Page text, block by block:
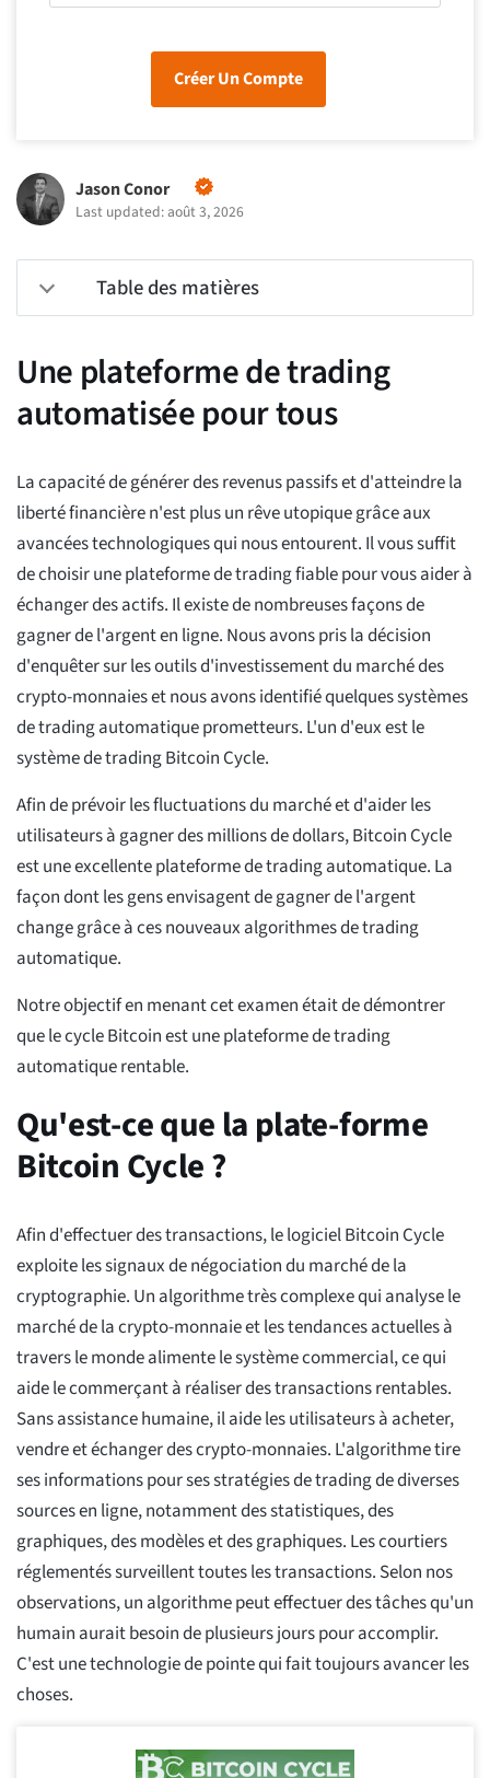
Créer Un Compte
Jason Conor
Last updated: août 3, 2026
Table des matières
Une plateforme de trading
automatisée pour tous
La capacité de générer des revenus passifs et d'atteindre la
liberté financière n'est plus un rêve utopique grâce aux
avancées technologiques qui nous entourent. Il vous suffit
de choisir une plateforme de trading fiable pour vous aider à
échanger des actifs. Il existe de nombreuses façons de
gagner de l'argent en ligne. Nous avons pris la décision
d'enquêter sur les outils d'investissement du marché des
crypto-monnaies et nous avons identifié quelques systèmes
de trading automatique prometteurs. L'un d'eux est le
système de trading Bitcoin Cycle.
Afin de prévoir les fluctuations du marché et d'aider les
utilisateurs à gagner des millions de dollars, Bitcoin Cycle
est une excellente plateforme de trading automatique. La
façon dont les gens envisagent de gagner de l'argent
change grâce à ces nouveaux algorithmes de trading
automatique.
Notre objectif en menant cet examen était de démontrer
que le cycle Bitcoin est une plateforme de trading
automatique rentable.
Qu'est-ce que la plate-forme
Bitcoin Cycle ?
Afin d'effectuer des transactions, le logiciel Bitcoin Cycle
exploite les signaux de négociation du marché de la
cryptographie. Un algorithme très complexe qui analyse le
marché de la crypto-monnaie et les tendances actuelles à
travers le monde alimente le système commercial, ce qui
aide le commerçant à réaliser des transactions rentables.
Sans assistance humaine, il aide les utilisateurs à acheter,
vendre et échanger des crypto-monnaies. L'algorithme tire
ses informations pour ses stratégies de trading de diverses
sources en ligne, notamment des statistiques, des
graphiques, des modèles et des graphiques. Les courtiers
réglementés surveillent toutes les transactions. Selon nos
observations, un algorithme peut effectuer des tâches qu'un
humain aurait besoin de plusieurs jours pour accomplir.
C'est une technologie de pointe qui fait toujours avancer les
choses.